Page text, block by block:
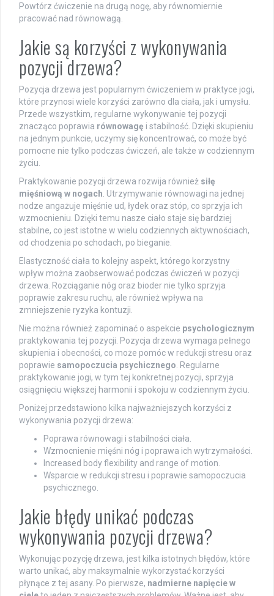
Powtórz ćwiczenie na drugą nogę, aby równomiernie
pracować nad równowagą.
Jakie są korzyści z wykonywania
pozycji drzewa?
Pozycja drzewa jest popularnym ćwiczeniem w praktyce jogi,
które przynosi wiele korzyści zarówno dla ciała, jak i umysłu.
Przede wszystkim, regularne wykonywanie tej pozycji
znacząco poprawia równowagę i stabilność. Dzięki skupieniu
na jednym punkcie, uczymy się koncentrować, co może być
pomocne nie tylko podczas ćwiczeń, ale także w codziennym
życiu.
Praktykowanie pozycji drzewa rozwija również siłę
mięśniową w nogach . Utrzymywanie równowagi na jednej
nodze angażuje mięśnie ud, łydek oraz stóp, co sprzyja ich
wzmocnieniu. Dzięki temu nasze ciało staje się bardziej
stabilne, co jest istotne w wielu codziennych aktywnościach,
od chodzenia po schodach, po bieganie.
Elastyczność ciała to kolejny aspekt, którego korzystny
wpływ można zaobserwować podczas ćwiczeń w pozycji
drzewa. Rozciąganie nóg oraz bioder nie tylko sprzyja
poprawie zakresu ruchu, ale również wpływa na
zmniejszenie ryzyka kontuzji.
Nie można również zapominać o aspekcie psychologicznym
praktykowania tej pozycji. Pozycja drzewa wymaga pełnego
skupienia i obecności, co może pomóc w redukcji stresu oraz
poprawie samopoczucia psychicznego . Regularne
praktykowanie jogi, w tym tej konkretnej pozycji, sprzyja
osiągnięciu większej harmonii i spokoju w codziennym życiu.
Poniżej przedstawiono kilka najważniejszych korzyści z
wykonywania pozycji drzewa:
Poprawa równowagi i stabilności ciała.
Wzmocnienie mięśni nóg i poprawa ich wytrzymałości.
Increased body flexibility and range of motion.
Wsparcie w redukcji stresu i poprawie samopoczucia
psychicznego.
Jakie błędy unikać podczas
wykonywania pozycji drzewa?
Wykonując pozycję drzewa, jest kilka istotnych błędów, które
warto unikać, aby maksymalnie wykorzystać korzyści
płynące z tej asany. Po pierwsze, nadmierne napięcie w